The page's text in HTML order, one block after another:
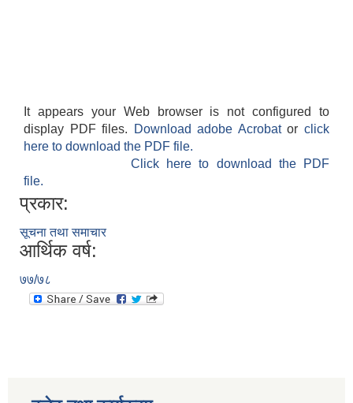
It appears your Web browser is not configured to
display PDF files.
Download adobe Acrobatorclick
here to download the PDF file.
Click here to download the PDF
file.
प्रकार:
सूचना तथा समाचार
आर्थिक वर्ष:
७७/७८